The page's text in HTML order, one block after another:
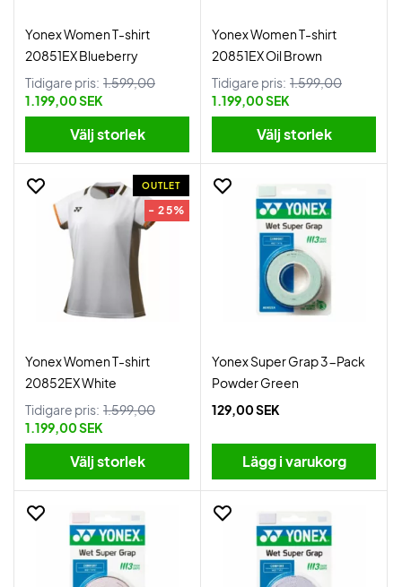
Yonex Women T-shirt
20851EX Blueberry
Tidigare pris: 1.599,00
1.199,00 SEK
Välj storlek
Yonex Women T-shirt
20851EX Oil Brown
Tidigare pris: 1.599,00
1.199,00 SEK
Välj storlek
OUTLET
- 25%
Yonex Women T-shirt
20852EX White
Tidigare pris: 1.599,00
1.199,00 SEK
Välj storlek
Yonex Super Grap 3-Pack
Powder Green
129,00 SEK
Lägg i varukorg